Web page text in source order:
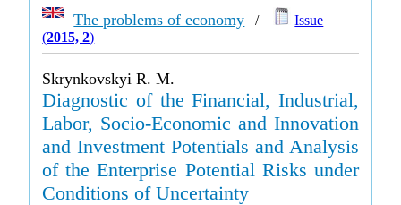
The problems of economy /
Issue
(2015, 2)
Skrynkovskyi R. M.
Diagnostic of the Financial, Industrial,
Labor, Socio-Economic and Innovation
and Investment Potentials and Analysis
of the Enterprise Potential Risks under
Conditions of Uncertainty